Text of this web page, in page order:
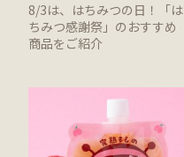
8/3は、はちみつの日！「は
ちみつ感謝祭」のおすすめ
商品をご紹介